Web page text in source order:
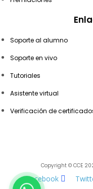
Soporte al alumno
Soporte en vivo
Tutoriales
Asistente virtual
Verificación de
Copyright © CCE
Facebook